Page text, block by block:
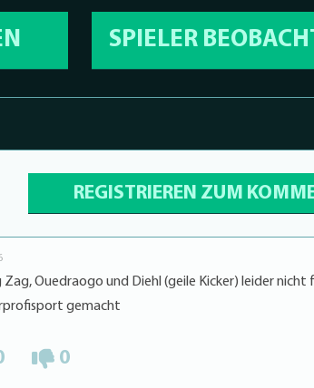
SPIELER
REGISTRIEREN ZUM
Zag, Ouedraogo und Diehl (geile Kicker) leider nicht
gemacht
0